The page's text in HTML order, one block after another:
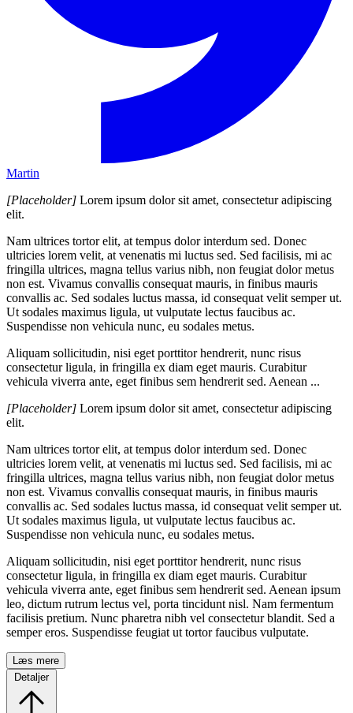
Martin
[Placeholder] Lorem ipsum dolor sit amet, consectetur adipiscing
elit.
Nam ultrices tortor elit, at tempus dolor interdum sed. Donec
ultricies lorem velit, at venenatis mi luctus sed. Sed facilisis, mi ac
fringilla ultrices, magna tellus varius nibh, non feugiat dolor metus
non est. Vivamus convallis consequat mauris, in finibus mauris
convallis ac. Sed sodales luctus massa, id consequat velit semper ut.
Ut sodales maximus ligula, ut vulputate lectus faucibus ac.
Suspendisse non vehicula nunc, eu sodales metus.
Aliquam sollicitudin, nisi eget porttitor hendrerit, nunc risus
consectetur ligula, in fringilla ex diam eget mauris. Curabitur
vehicula viverra ante, eget finibus sem hendrerit sed. Aenean ...
[Placeholder] Lorem ipsum dolor sit amet, consectetur adipiscing
elit.
Nam ultrices tortor elit, at tempus dolor interdum sed. Donec
ultricies lorem velit, at venenatis mi luctus sed. Sed facilisis, mi ac
fringilla ultrices, magna tellus varius nibh, non feugiat dolor metus
non est. Vivamus convallis consequat mauris, in finibus mauris
convallis ac. Sed sodales luctus massa, id consequat velit semper ut.
Ut sodales maximus ligula, ut vulputate lectus faucibus ac.
Suspendisse non vehicula nunc, eu sodales metus.
Aliquam sollicitudin, nisi eget porttitor hendrerit, nunc risus
consectetur ligula, in fringilla ex diam eget mauris. Curabitur
vehicula viverra ante, eget finibus sem hendrerit sed. Aenean ipsum
leo, dictum rutrum lectus vel, porta tincidunt nisl. Nam fermentum
facilisis pretium. Nunc pharetra nibh vel consectetur blandit. Sed a
semper eros. Suspendisse feugiat ut tortor faucibus vulputate.
Læs mere
Detaljer